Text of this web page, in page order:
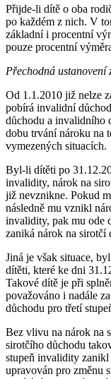
Přijde-li dítě o oba
po každém z nich. V
základní i procentní
pouze procentní
Přechodná ustanovení
Od 1.1.2010 již nelze
pobírá invalidní
důchodu a invalidního
dobu trvání nároku na
vymezených situacích.
Byl-li dítěti po
invalidity, nárok na
již nevznikne. Pokud
následně mu vznikl
invalidity, pak mu ode
zaniká nárok na sirotčí
Jiná je však situace,
dítěti, které ke dni
Takové dítě je při
považováno i nadále
důchodu pro třetí
Bez vlivu na nárok na
sirotčího důchodu
stupeň invalidity zanikl
upravován pro změnu